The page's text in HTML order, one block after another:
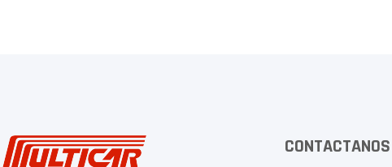
CONTACTANOS